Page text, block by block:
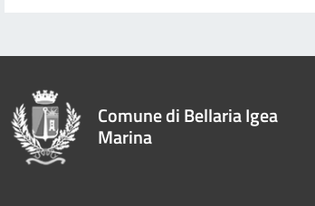
Comune di Bellaria Igea
Marina